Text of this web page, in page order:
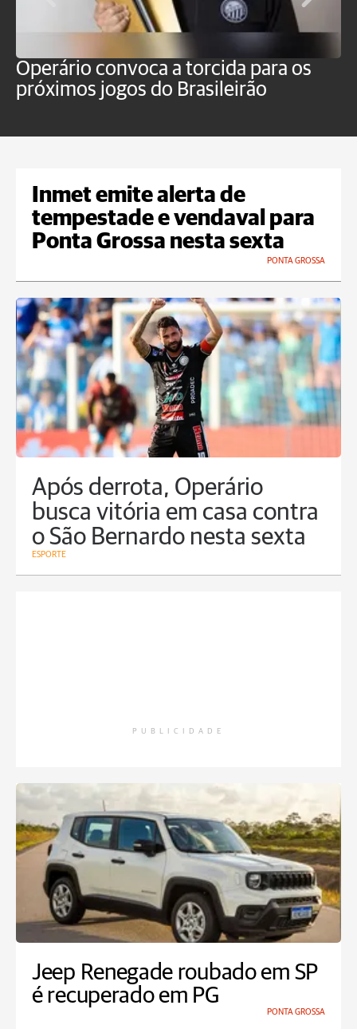
Operário convoca a torcida para os
próximos jogos do Brasileirão
Inmet emite alerta de
tempestade e vendaval para
Ponta Grossa nesta sexta
PONTA GROSSA
Após derrota, Operário
busca vitória em casa contra
o São Bernardo nesta sexta
ESPORTE
PUBLICIDADE
Jeep Renegade roubado em SP
é recuperado em PG
PONTA GROSSA